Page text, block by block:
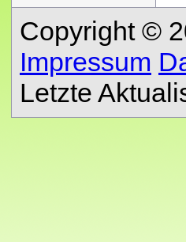
Copyright ©
Impressum
Letzte